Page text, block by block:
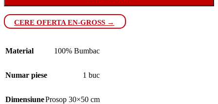
CERE OFERTA EN-GROSS →
Material 100% Bumbac
Numar piese 1 buc
DimensiuneProsop 30×50 cm